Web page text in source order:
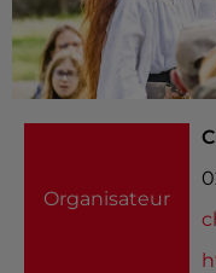
Organisateur